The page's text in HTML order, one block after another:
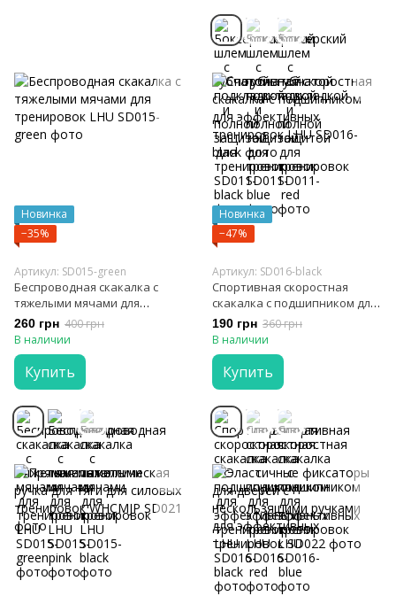
Новинка
−35%
Артикул: SD015-green
Беспроводная скакалка с
тяжелыми мячами для
тренировок LHU
260 грн 400 грн
В наличии
Купить
Новинка
−47%
Артикул: SD016-black
Спортивная скоростная
скакалка с подшипником для
эффективных тренировок
LHU
190 грн 360 грн
В наличии
Купить